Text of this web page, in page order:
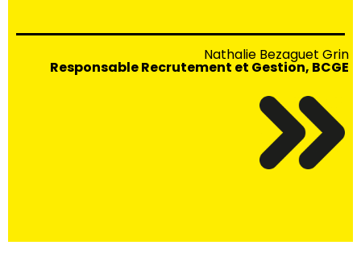
Nathalie Bezaguet Grin
Responsable Recrutement et Gestion, BCGE